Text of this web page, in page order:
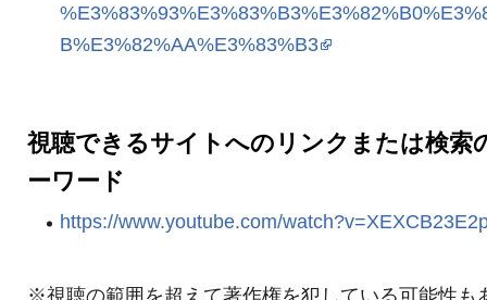
B%E3%82%AA%E3%83%B3
視聴できるサイトへのリンクまたは検索
ーワード
https://www.youtube.com/
※視聴の範囲を超えて著作権を犯している可能性も